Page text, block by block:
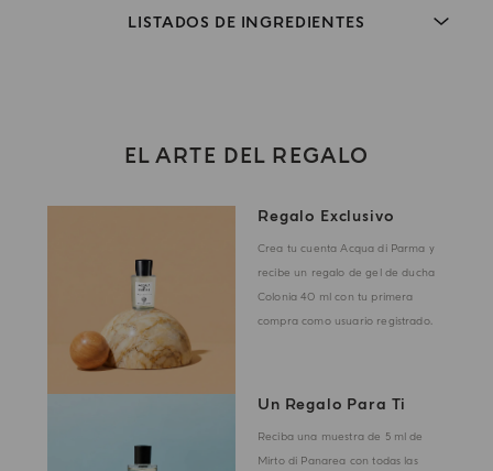
LISTADOS DE INGREDIENTES
EL ARTE DEL REGALO
Regalo Exclusivo
Crea tu cuenta Acqua di Parma y
recibe un regalo de gel de ducha
Colonia 40 ml con tu primera
compra como usuario registrado.
Un Regalo Para Ti
Reciba una muestra de 5 ml de
Mirto di Panarea con todas las